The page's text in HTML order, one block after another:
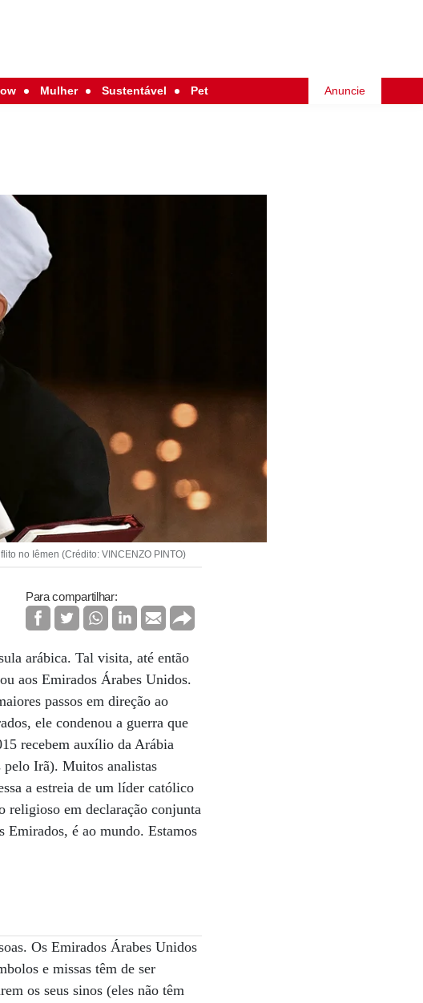
Mulher Sustentável Pet Anuncie
no Iêmen (Crédito: VINCENZO PINTO)
Para compartilhar:
arábica. Tal visita, até então
aos Emirados Árabes Unidos.
passos em direção ao
ele condenou a guerra que
recebem auxílio da Arábia
pelo Irã). Muitos analistas
a estreia de um líder católico
religioso em declaração conjunta
Emirados, é ao mundo. Estamos
Os Emirados Árabes Unidos
e missas têm de ser
os seus sinos (eles não têm